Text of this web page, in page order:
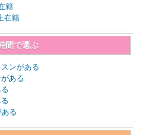
籍
在籍
間で選ぶ
ンがある
ある
る